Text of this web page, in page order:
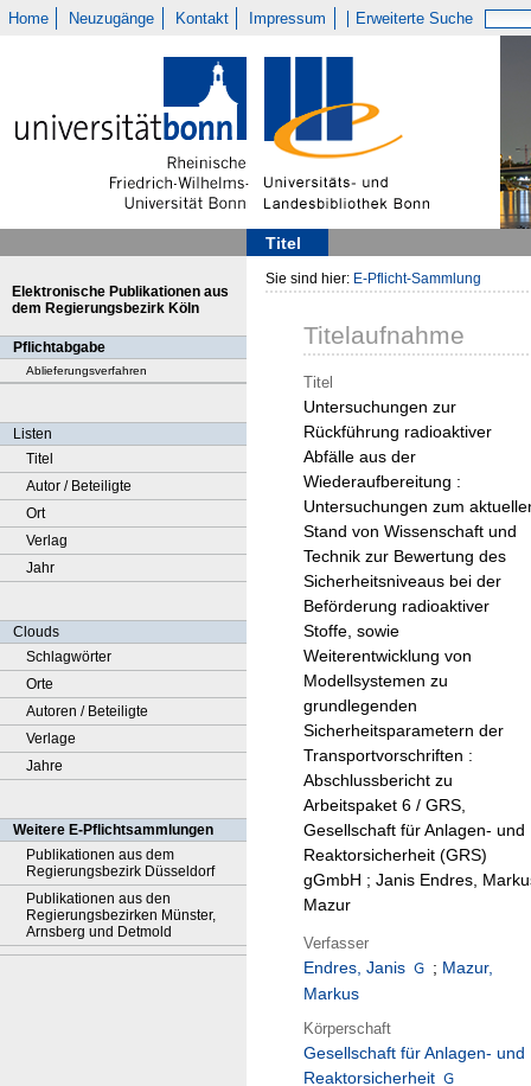
Home Neuzugänge Kontakt Impressum Erweiterte Suche
Titel
Elektronische Publikationen aus
dem Regierungsbezirk Köln
Pflichtabgabe
Ablieferungsverfahren
Listen
Titel
Autor / Beteiligte
Ort
Verlag
Jahr
Clouds
Schlagwörter
Orte
Autoren / Beteiligte
Verlage
Jahre
Weitere E-Pflichtsammlungen
Publikationen aus dem
Regierungsbezirk Düsseldorf
Publikationen aus den
Regierungsbezirken Münster,
Arnsberg und Detmold
Sie sind hier: E-Pflicht-Sammlung
Titelaufnahme
Titel
Untersuchungen zur
Rückführung radioaktiver
Abfälle aus der
Wiederaufbereitung :
Untersuchungen zum
Stand von Wissenschaft und
Technik zur Bewertung des
Sicherheitsniveaus bei der
Beförderung radioaktiver
Stoffe, sowie
Weiterentwicklung von
Modellsystemen zu
grundlegenden
Sicherheitsparametern der
Transportvorschriften :
Abschlussbericht zu
Arbeitspaket 6 / GRS,
Gesellschaft für Anlagen- und
Reaktorsicherheit (GRS)
gGmbH ; Janis Endres,
Mazur
Verfasser
Endres, Janis ; Mazur,
Markus
Körperschaft
Gesellschaft für Anlagen- und
Reaktorsicherheit